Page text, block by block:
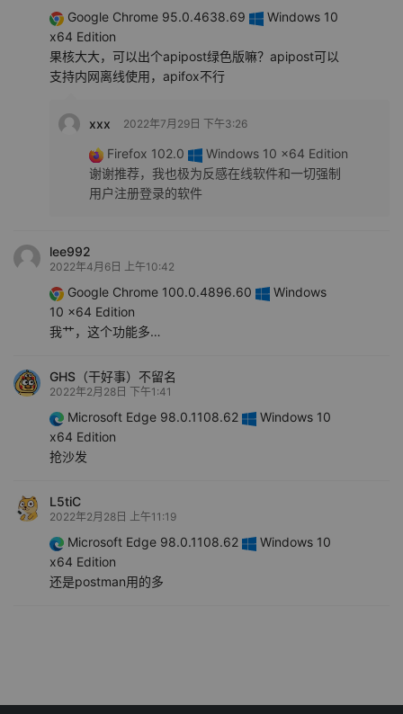
Google Chrome 95.0.4638.69
Windows 10
x64 Edition
果核大大，可以出个apipost绿色版嘛？apipost可以
支持内网离线使用，apifox不行
xxx 2022年7月29日 下午3:26
Firefox 102.0
Windows 10 x64 Edition
谢谢推荐，我也极为反感在线软件和一切强制
用户注册登录的软件
lee992
2022年4月6日 上午10:42
Google Chrome 100.0.4896.60
Windows
10 x64 Edition
我艹，这个功能多…
GHS（干好事）不留名
2022年2月28日 下午1:41
Microsoft Edge 98.0.1108.62
Windows 10
x64 Edition
抢沙发
L5tiC
2022年2月28日 上午11:19
Microsoft Edge 98.0.1108.62
Windows 10
x64 Edition
还是postman用的多